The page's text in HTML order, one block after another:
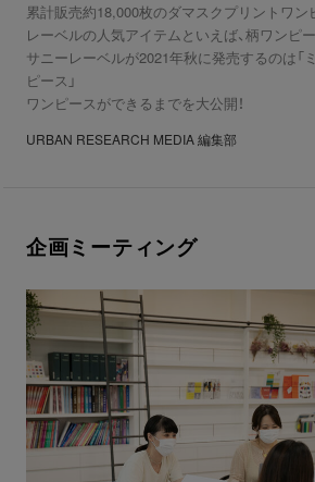
累計販売約18,000枚のダマスクプリントワン
レーベルの人気アイテムといえば、柄ワンピー
サニーレーベルが2021年秋に発売するのは「
ピース」
ワンピースができるまでを大公開！
URBAN RESEARCH MEDIA 編集部
企画ミーティング